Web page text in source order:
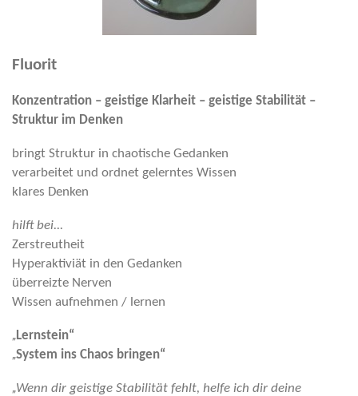
Fluorit
Konzentration – geistige Klarheit – geistige Stabilität –
Struktur im Denken
bringt Struktur in chaotische Gedanken
verarbeitet und ordnet gelerntes Wissen
klares Denken
hilft bei...
Zerstreutheit
Hyperaktiviät in den Gedanken
überreizte Nerven
Wissen aufnehmen / lernen
„Lernstein“
„System ins Chaos bringen“
„Wenn dir geistige Stabilität fehlt, helfe ich dir deine